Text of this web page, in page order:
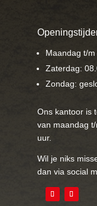
Maandag t/
Zaterdag:
Zondag:
Ons kantoor is
van maandag
uur.
Wil je niks
dan via social